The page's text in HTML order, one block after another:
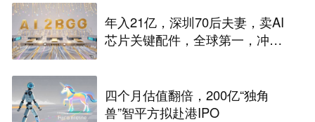
年入21亿，深圳70后夫妻，卖AI
芯片关键配件，全球第一，冲刺
四个月估值翻倍，200亿“独角
兽”智平方拟赴港IPO